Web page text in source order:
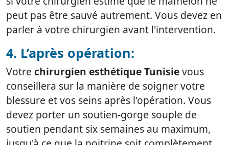
peut pas être sauvé autrement. Vous devez en
parler à votre chirurgien avant l'intervention.
4. L’après opération:
Votre chirurgien esthétique Tunisievous
conseillera sur la manière de soigner votre
blessure et vos seins après l'opération. Vous
devez porter un soutien-gorge souple de
soutien pendant six semaines au maximum,